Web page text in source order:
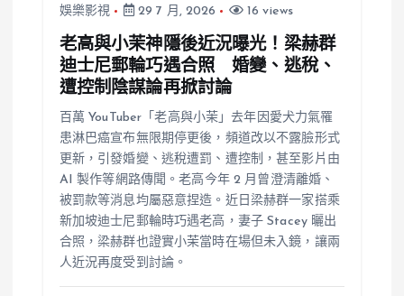
娛樂影視 29 7 月, 2026 16 views
老高與小茉神隱後近況曝光！梁赫群
迪士尼郵輪巧遇合照 婚變、逃稅、
遭控制陰謀論再掀討論
百萬 YouTuber「老高與小茉」去年因愛犬力氣罹
患淋巴癌宣布無限期停更後，頻道改以不露臉形式
更新，引發婚變、逃稅遭罰、遭控制，甚至影片由
AI 製作等網路傳聞。老高今年 2 月曾澄清離婚、
被罰款等消息均屬惡意捏造。近日梁赫群一家搭乘
新加坡迪士尼郵輪時巧遇老高，妻子 Stacey 曬出
合照，梁赫群也證實小茉當時在場但未入鏡，讓兩
人近況再度受到討論。